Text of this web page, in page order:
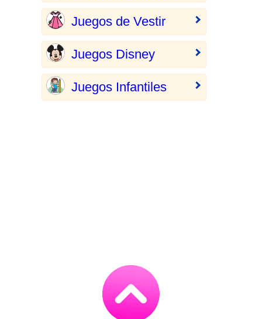
Juegos de Vestir
Juegos Disney
Juegos Infantiles